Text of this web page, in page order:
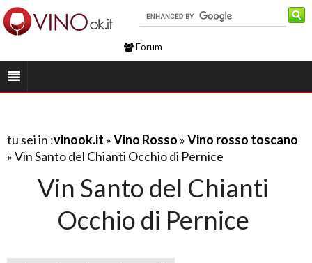
Forum
tu sei in :vinook.it »Vino Rosso »Vino rosso toscano
» Vin Santo del Chianti Occhio di Pernice
Vin Santo del Chianti
Occhio di Pernice